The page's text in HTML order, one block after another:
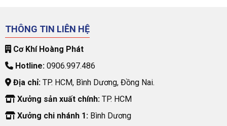
THÔNG TIN LIÊN HỆ
Cơ Khí Hoàng Phát
Hotline:0906.997.486
Địa chỉ:TP. HCM, Bình Dương, Đồng Nai.
Xưởng sản xuất chính:TP. HCM
Xưởng chi nhánh 1:Bình Dương